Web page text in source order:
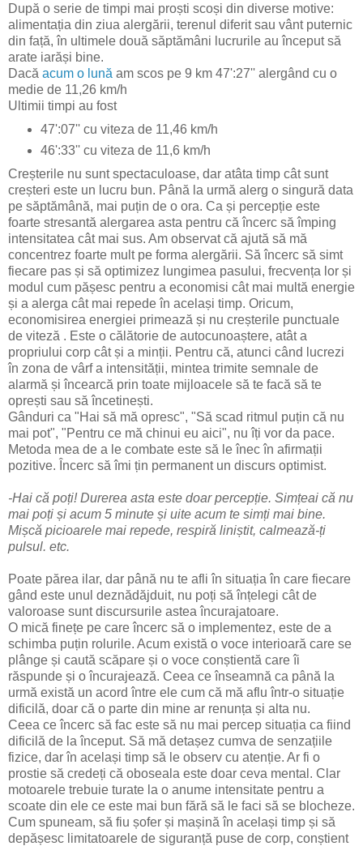
După o serie de timpi mai proști scoși din diverse motive:
alimentația din ziua alergării, terenul diferit sau vânt puternic
din față, în ultimele două săptămâni lucrurile au început să
arate iarăși bine.
Dacă acum o lună am scos pe 9 km 47':27'' alergând cu o
medie de 11,26 km/h
Ultimii timpi au fost
47':07'' cu viteza de 11,46 km/h
46':33'' cu viteza de 11,6 km/h
Creșterile nu sunt spectaculoase, dar atâta timp cât sunt
creșteri este un lucru bun. Până la urmă alerg o singură data
pe săptămână, mai puțin de o ora. Ca și percepție este
foarte stresantă alergarea asta pentru că încerc să împing
intensitatea cât mai sus. Am observat că ajută să mă
concentrez foarte mult pe forma alergării. Să încerc să simt
fiecare pas și să optimizez lungimea pasului, frecvența lor și
modul cum pășesc pentru a economisi cât mai multă energie
și a alerga cât mai repede în același timp. Oricum,
economisirea energiei primează și nu creșterile punctuale
de viteză . Este o călătorie de autocunoaștere, atât a
propriului corp cât și a minții. Pentru că, atunci când lucrezi
în zona de vârf a intensității, mintea trimite semnale de
alarmă și încearcă prin toate mijloacele să te facă să te
oprești sau să încetinești.
Gânduri ca "Hai să mă opresc", "Să scad ritmul puțin că nu
mai pot", "Pentru ce mă chinui eu aici", nu îți vor da pace.
Metoda mea de a le combate este să le înec în afirmații
pozitive. Încerc să îmi țin permanent un discurs optimist.
-Hai că poți! Durerea asta este doar percepție. Simțeai că nu
mai poți și acum 5 minute și uite acum te simți mai bine.
Mișcă picioarele mai repede, respiră liniștit, calmează-ți
pulsul. etc.
Poate părea ilar, dar până nu te afli în situația în care fiecare
gând este unul deznădăjduit, nu poți să înțelegi cât de
valoroase sunt discursurile astea încurajatoare.
O mică finețe pe care încerc să o implementez, este de a
schimba puțin rolurile. Acum există o voce interioară care se
plânge și caută scăpare și o voce conștientă care îi
răspunde și o încurajează. Ceea ce înseamnă ca până la
urmă există un acord între ele cum că mă aflu într-o situație
dificilă, doar că o parte din mine ar renunța și alta nu.
Ceea ce încerc să fac este să nu mai percep situația ca fiind
dificilă de la început. Să mă detașez cumva de senzațiile
fizice, dar în același timp să le observ cu atenție. Ar fi o
prostie să credeți că oboseala este doar ceva mental. Clar
motoarele trebuie turate la o anume intensitate pentru a
scoate din ele ce este mai bun fără să le faci să se blocheze.
Cum spuneam, să fiu șofer și mașină în același timp și să
depășesc limitatoarele de siguranță puse de corp, conștient